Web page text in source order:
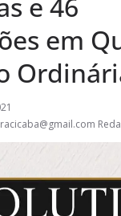
e 46
em